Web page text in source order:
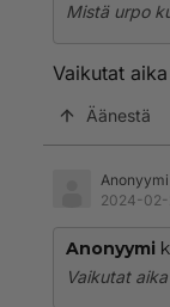
Mistä urpo
Vaikutat
Äänestä
Anonyymi
2024-02-
Anonyymi
Vaikutat